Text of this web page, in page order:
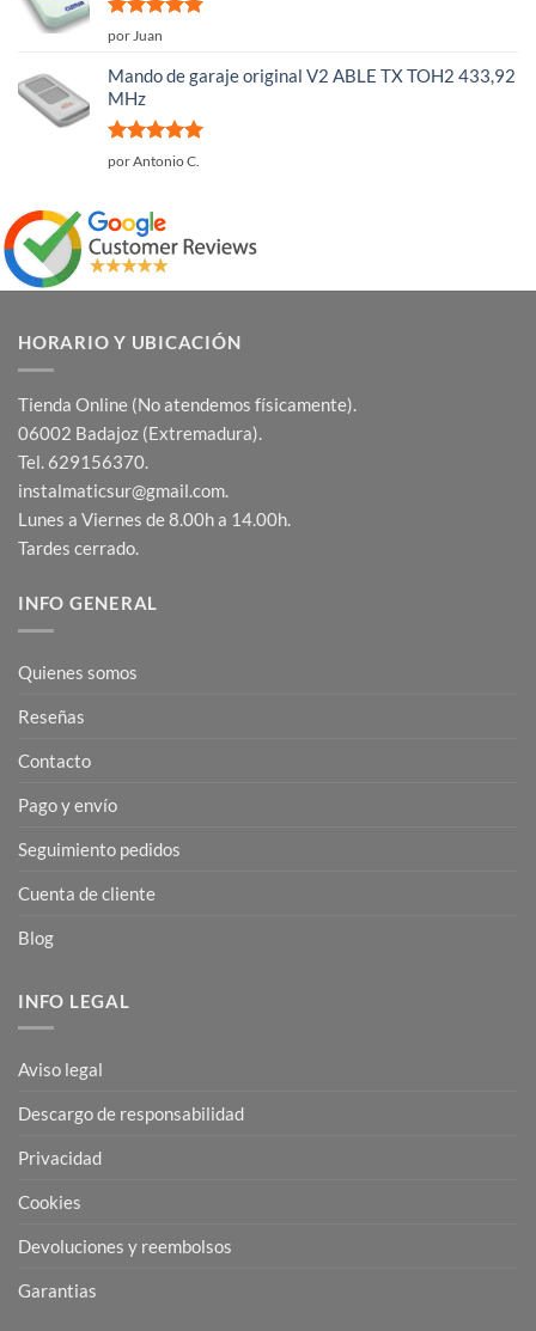
Valorado
por Juan
Mando de garaje original V2 ABLE TX TOH2 433,92
MHz
Valorado
por Antonio C.
HORARIO Y UBICACIÓN
Tienda Online (No atendemos físicamente).
06002 Badajoz (Extremadura).
Tel. 629156370.
instalmaticsur@gmail.com.
Lunes a Viernes de 8.00h a 14.00h.
Tardes cerrado.
INFO GENERAL
Quienes somos
Reseñas
Contacto
Pago y envío
Seguimiento pedidos
Cuenta de cliente
Blog
INFO LEGAL
Aviso legal
Descargo de responsabilidad
Privacidad
Cookies
Devoluciones y reembolsos
Garantias